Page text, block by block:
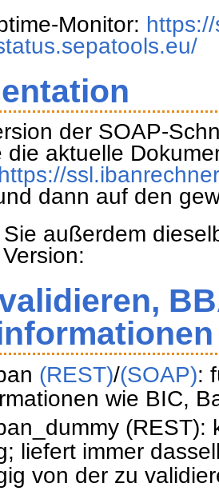
Monitor:
der SOAP-
die aktuelle
https://
dann auf den
außerdem
(REST)/(SOAP):
wie BIC,
(REST):
liefert immer
von der zu